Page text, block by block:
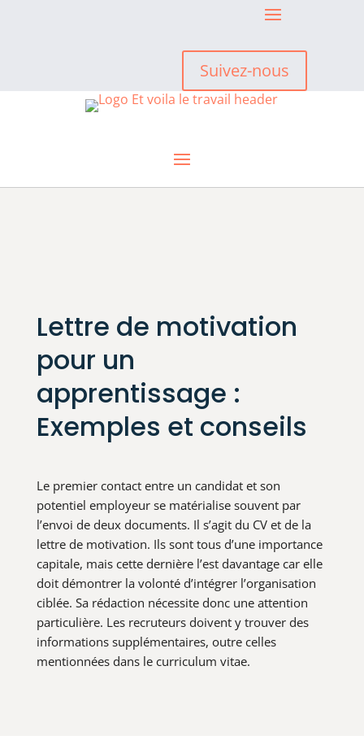
Suivez-nous
Lettre de motivation
pour un
apprentissage :
Exemples et conseils
Le premier contact entre un candidat et son
potentiel employeur se matérialise souvent par
l’envoi de deux documents. Il s’agit du CV et de la
lettre de motivation. Ils sont tous d’une importance
capitale, mais cette dernière l’est davantage car elle
doit démontrer la volonté d’intégrer l’organisation
ciblée. Sa rédaction nécessite donc une attention
particulière. Les recruteurs doivent y trouver des
informations supplémentaires, outre celles
mentionnées dans le curriculum vitae.